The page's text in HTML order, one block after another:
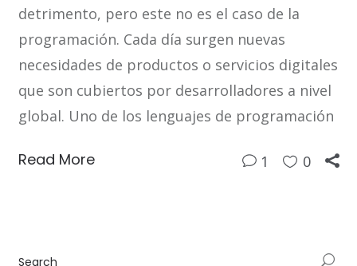
detrimento, pero este no es el caso de la
programación. Cada día surgen nuevas
necesidades de productos o servicios digitales
que son cubiertos por desarrolladores a nivel
global. Uno de los lenguajes de programación
Read More 1 0